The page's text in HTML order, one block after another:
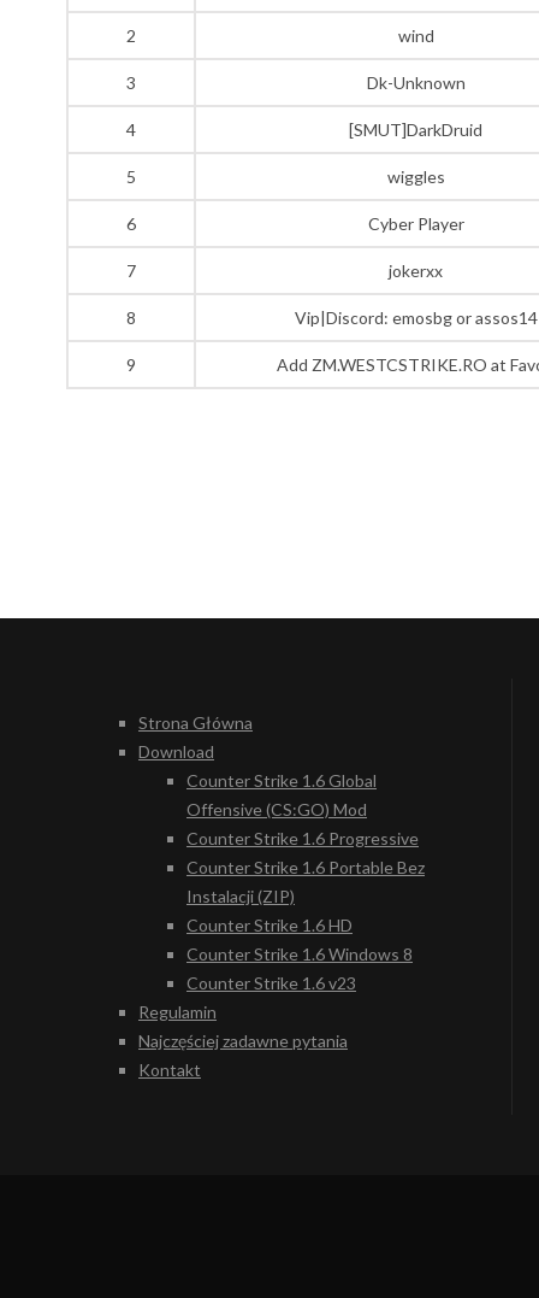
2 wind
3 Dk-Unknown
4 [SMUT]DarkDruid
5 wiggles
6 Cyber Player
7 jokerxx
8 Vip|Discord: emosbg or assos14
9 Add ZM.WESTCSTRIKE.RO at
Strona Główna
Download
Counter Strike 1.6 Global
Offensive (CS:GO) Mod
Counter Strike 1.6 Progressive
Counter Strike 1.6 Portable Bez
Instalacji (ZIP)
Counter Strike 1.6 HD
Counter Strike 1.6 Windows 8
Counter Strike 1.6 v23
Regulamin
Najczęściej zadawne pytania
Kontakt